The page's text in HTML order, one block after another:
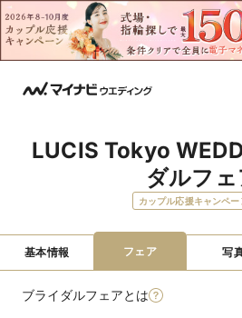
LUCIS Tokyo
ダルフェ
カップル応援キャンペー
基本情報 フェア 写
ブライダルフェアとは